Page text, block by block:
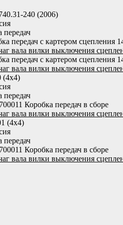
240 (2006)
передач
передач с картером сцепления
вала вилки выключения
передач с картером сцепления
вала вилки выключения
(4х4)
передач
Коробка передач в сборе
вала вилки выключения
(4х4)
передач
Коробка передач в сборе
вала вилки выключения